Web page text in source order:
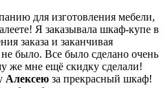
для изготовления мебели,
Я заказывала шкаф-купе в
заказа и заканчивая
было. Все было сделано очень
же мне ещё скидку сделали!
Алексею за прекрасный шкаф!